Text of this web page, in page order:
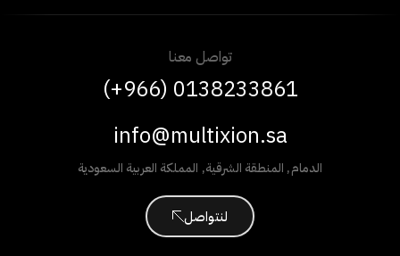
تواصل معنا
(+966) 0138233861
info@multixion.sa
الدمام, المنطقة الشرقية, المملكة العربية السعودية
لنتواصل